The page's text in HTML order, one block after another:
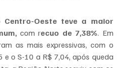
Centro-Oeste teve a maior
com recuo de 7,38%. Em
as mais expressivas, com o
e o S-10 a R$ 7,04, após queda